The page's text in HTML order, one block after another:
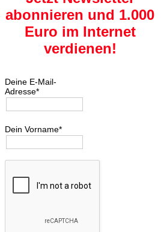
abonnieren und 1.000
Euro im Internet
verdienen!
Deine E-Mail-
Adresse*
Dein Vorname*